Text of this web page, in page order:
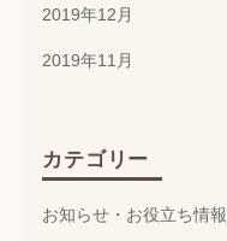
2019年12月
2019年11月
カテゴリー
お知らせ・お役立ち情報